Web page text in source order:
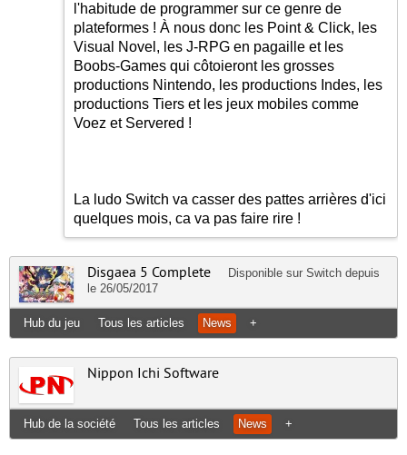
l'habitude de programmer sur ce genre de
plateformes ! À nous donc les Point & Click, les
Visual Novel, les J-RPG en pagaille et les
Boobs-Games qui côtoieront les grosses
productions Nintendo, les productions Indes, les
productions Tiers et les jeux mobiles comme
Voez et Servered !
La ludo Switch va casser des pattes arrières d'ici
quelques mois, ca va pas faire rire !
Disgaea 5 Complete Disponible sur Switch depuis
le 26/05/2017
Hub du jeu Tous les articles News +
Nippon Ichi Software
Hub de la société Tous les articles News +